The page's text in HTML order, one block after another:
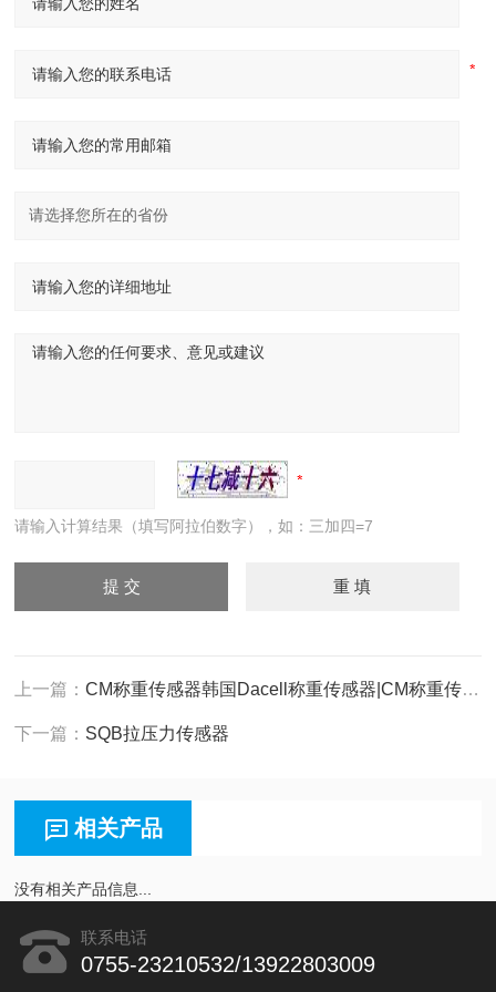
请输入计算结果（填写阿拉伯数字），如：三加四=7
上一篇：CM称重传感器韩国Dacell称重传感器|CM称重传感器
下一篇： SQB拉压力传感器
相关产品
没有相关产品信息...
联系电话
0755-23210532/13922803009